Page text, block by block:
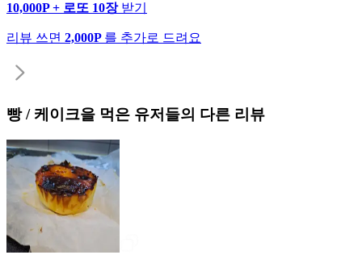
10,000P + 로또 10장 받기
리뷰 쓰면 2,000P 를 추가로 드려요
빵 / 케이크을 먹은 유저들의 다른 리뷰